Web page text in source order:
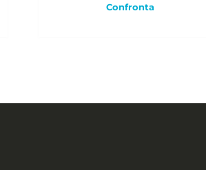
Confronta